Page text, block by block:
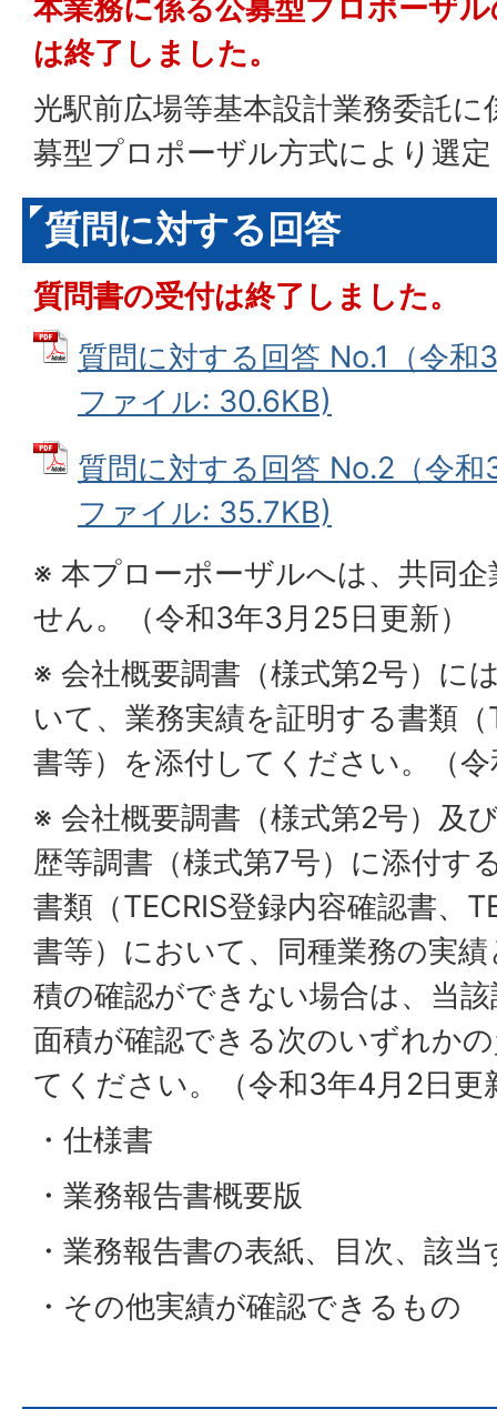
本業務に係る公募型プロポーザ
は終了しました。
光駅前広場等基本設計業務委託
募型プロポーザル方式により選
質問に対する回答
質問書の受付は終了しました。
質問に対する回答 No.1（令和
ファイル: 30.6KB)
質問に対する回答 No.2（令
ファイル: 35.7KB)
※ 本プローポーザルへは、共同
せん。（令和3年3月25日更新）
※ 会社概要調書（様式第2号）に
いて、業務実績を証明する書類（
書等）を添付してください。（
※ 会社概要調書（様式第2号）及
歴等調書（様式第7号）に添付す
書類（TECRIS登録内容確認書、
書等）において、同種業務の実
積の確認ができない場合は、当
面積が確認できる次のいずれか
てください。（令和3年4月2日更
・仕様書
・業務報告書概要版
・業務報告書の表紙、目次、該
・その他実績が確認できるもの